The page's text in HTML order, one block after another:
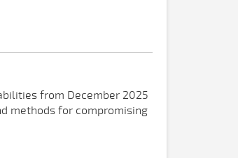
from December 2025
methods for compromising